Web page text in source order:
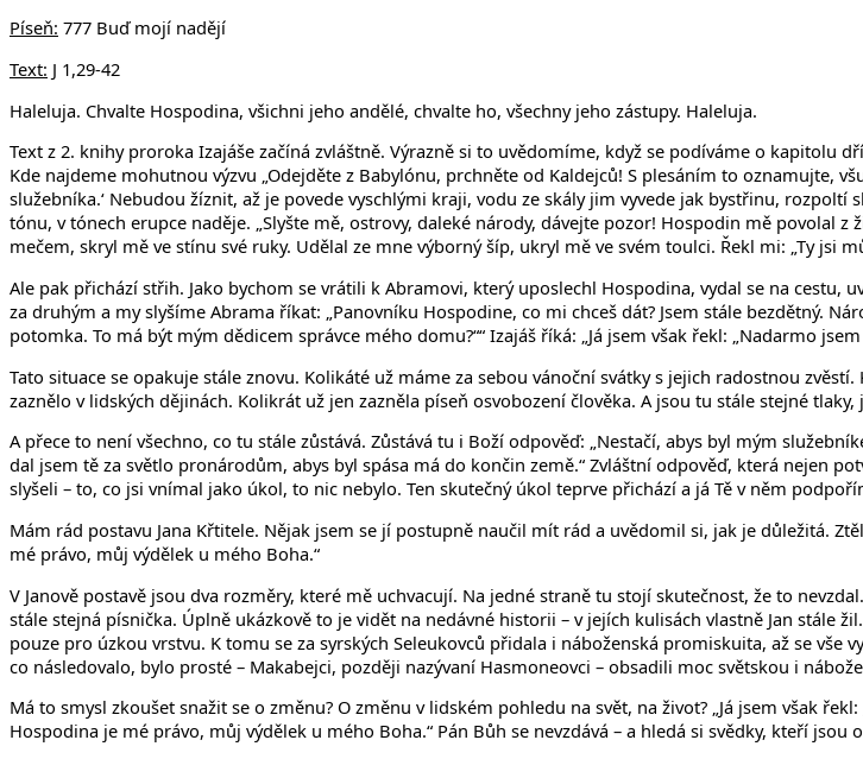
Píseň: 777 Buď mojí nadějí
Text: J 1,29-42
Haleluja. Chvalte Hospodina, všichni jeho andělé, chvalte ho, všechny jeho zástupy. Haleluja.
Text z 2. knihy proroka Izajáše začíná zvláštně. Výrazně si to uvědomíme, když se podíváme o kapitolu
Kde najdeme mohutnou výzvu „Odejděte z Babylónu, prchněte od Kaldejců! S plesáním to oznamujte,
služebníka.‘ Nebudou žíznit, až je povede vyschlými kraji, vodu ze skály jim vyvede jak bystřinu,
tónu, v tónech erupce naděje. „Slyšte mě, ostrovy, daleké národy, dávejte pozor! Hospodin mě
mečem, skryl mě ve stínu své ruky. Udělal ze mne výborný šíp, ukryl mě ve svém toulci. Řekl mi: „Ty jsi
Ale pak přichází střih. Jako bychom se vrátili k Abramovi, který uposlechl Hospodina, vydal se na cestu,
za druhým a my slyšíme Abrama říkat: „Panovníku Hospodine, co mi chceš dát? Jsem stále bezdětný.
potomka. To má být mým dědicem správce mého domu?““ Izajáš říká: „Já jsem však řekl: „Nadarmo
Tato situace se opakuje stále znovu. Kolikáté už máme za sebou vánoční svátky s jejich radostnou
zaznělo v lidských dějinách. Kolikrát už jen zazněla píseň osvobození člověka. A jsou tu stále stejné
A přece to není všechno, co tu stále zůstává. Zůstává tu i Boží odpověď: „Nestačí, abys byl mým
dal jsem tě za světlo pronárodům, abys byl spása má do končin země.“ Zvláštní odpověď, která nejen
slyšeli – to, co jsi vnímal jako úkol, to nic nebylo. Ten skutečný úkol teprve přichází a já Tě v něm
Mám rád postavu Jana Křtitele. Nějak jsem se jí postupně naučil mít rád a uvědomil si, jak je důležitá.
mé právo, můj výdělek u mého Boha.“
V Janově postavě jsou dva rozměry, které mě uchvacují. Na jedné straně tu stojí skutečnost, že to
stále stejná písnička. Úplně ukázkově to je vidět na nedávné historii – v jejích kulisách vlastně Jan stále
pouze pro úzkou vrstvu. K tomu se za syrských Seleukovců přidala i náboženská promiskuita, až se
co následovalo, bylo prosté – Makabejci, později nazývaní Hasmoneovci – obsadili moc světskou i
Má to smysl zkoušet snažit se o změnu? O změnu v lidském pohledu na svět, na život? „Já jsem však
Hospodina je mé právo, můj výdělek u mého Boha.“ Pán Bůh se nevzdává – a hledá si svědky, kteří jsou